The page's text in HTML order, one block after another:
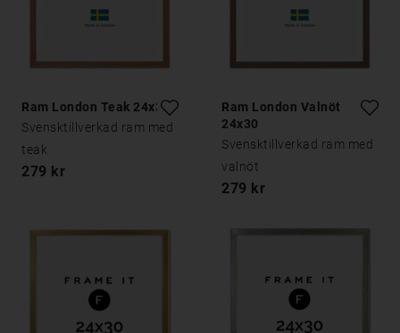
Ram London Teak 24x30
Svensktillverkad ram med
teak
279 kr
Ram London Valnöt
24x30
Svensktillverkad ram med
valnöt
279 kr